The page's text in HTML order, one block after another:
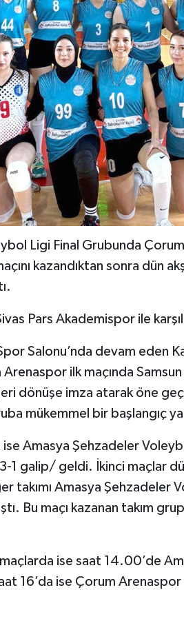
Ligi Final Grubunda
kazandıktan sonra dün
Pars Akademispor ile
Salonu’nda devam eden
ilk maçında Samsun
dönüşe imza atarak öne
mükemmel bir başlangıç
Amasya Şehzadeler
1 galip/ geldi. İkinci maçlar
takımı Amasya Şehzadeler
Bu maçı kazanan takım
ise saat 14.00’de
16’da ise Çorum